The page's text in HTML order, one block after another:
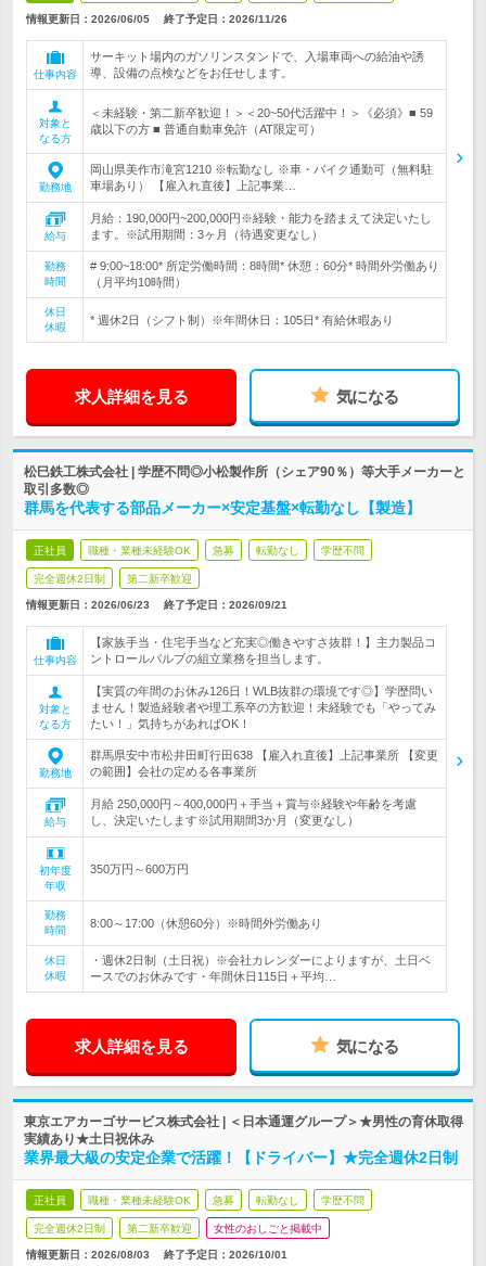
情報更新日：2026/06/05 終了予定日： 2026/11/26
仕事内容
サーキット場内のガソリンスタンドで、入場車両への給油や誘
導、設備の点検などをお任せします。
対象と
なる方
＜未経験・第二新卒歓迎！＞＜20~50代活躍中！＞《必須》■ 59
歳以下の方 ■ 普通自動車免許（AT限定可）
勤務地
岡山県美作市滝宮1210 ※転勤なし ※車・バイク通勤可（無料駐
車場あり） 【雇入れ直後】上記事業…
給与
月給：190,000円~200,000円※経験・能力を踏まえて決定いたし
ます。※試用期間：3ヶ月（待遇変更なし）
勤務
時間
# 9:00~18:00* 所定労働時間：8時間* 休憩：60分* 時間外労働あり
（月平均10時間）
休日
休暇
* 週休2日（シフト制）※年間休日：105日* 有給休暇あり
求人詳細を見る 気になる
松巳鉄工株式会社 | 学歴不問◎小松製作所（シェア90％）等大手メーカーと
取引多数◎
群馬を代表する部品メーカー×安定基盤×転勤なし【製造】
正社員 職種・業種未経験OK 急募 転勤なし 学歴不問
完全週休2日制 第二新卒歓迎
情報更新日：2026/06/23 終了予定日： 2026/09/21
仕事内容
【家族手当・住宅手当など充実◎働きやすさ抜群！】主力製品コ
ントロールバルブの組立業務を担当します。
対象と
なる方
【実質の年間のお休み126日！WLB抜群の環境です◎】学歴問い
ません！製造経験者や理工系卒の方歓迎！未経験でも「やってみ
たい！」気持ちがあればOK！
勤務地
群馬県安中市松井田町行田638 【雇入れ直後】上記事業所 【変更
の範囲】会社の定める各事業所
給与
月給 250,000円～400,000円＋手当＋賞与※経験や年齢を考慮
し、決定いたします※試用期間3か月（変更なし）
初年度
年収
350万円～600万円
勤務
時間
8:00～17:00（休憩60分）※時間外労働あり
休日
休暇
・週休2日制（土日祝）※会社カレンダーによりますが、土日ベ
ースでのお休みです・年間休日115日＋平均…
求人詳細を見る 気になる
東京エアカーゴサービス株式会社 | ＜日本通運グループ＞★男性の育休取得
実績あり★土日祝休み
業界最大級の安定企業で活躍！【ドライバー】★完全週休2日制
正社員 職種・業種未経験OK 急募 転勤なし 学歴不問
完全週休2日制 第二新卒歓迎 女性のおしごと掲載中
情報更新日：2026/08/03 終了予定日： 2026/10/01